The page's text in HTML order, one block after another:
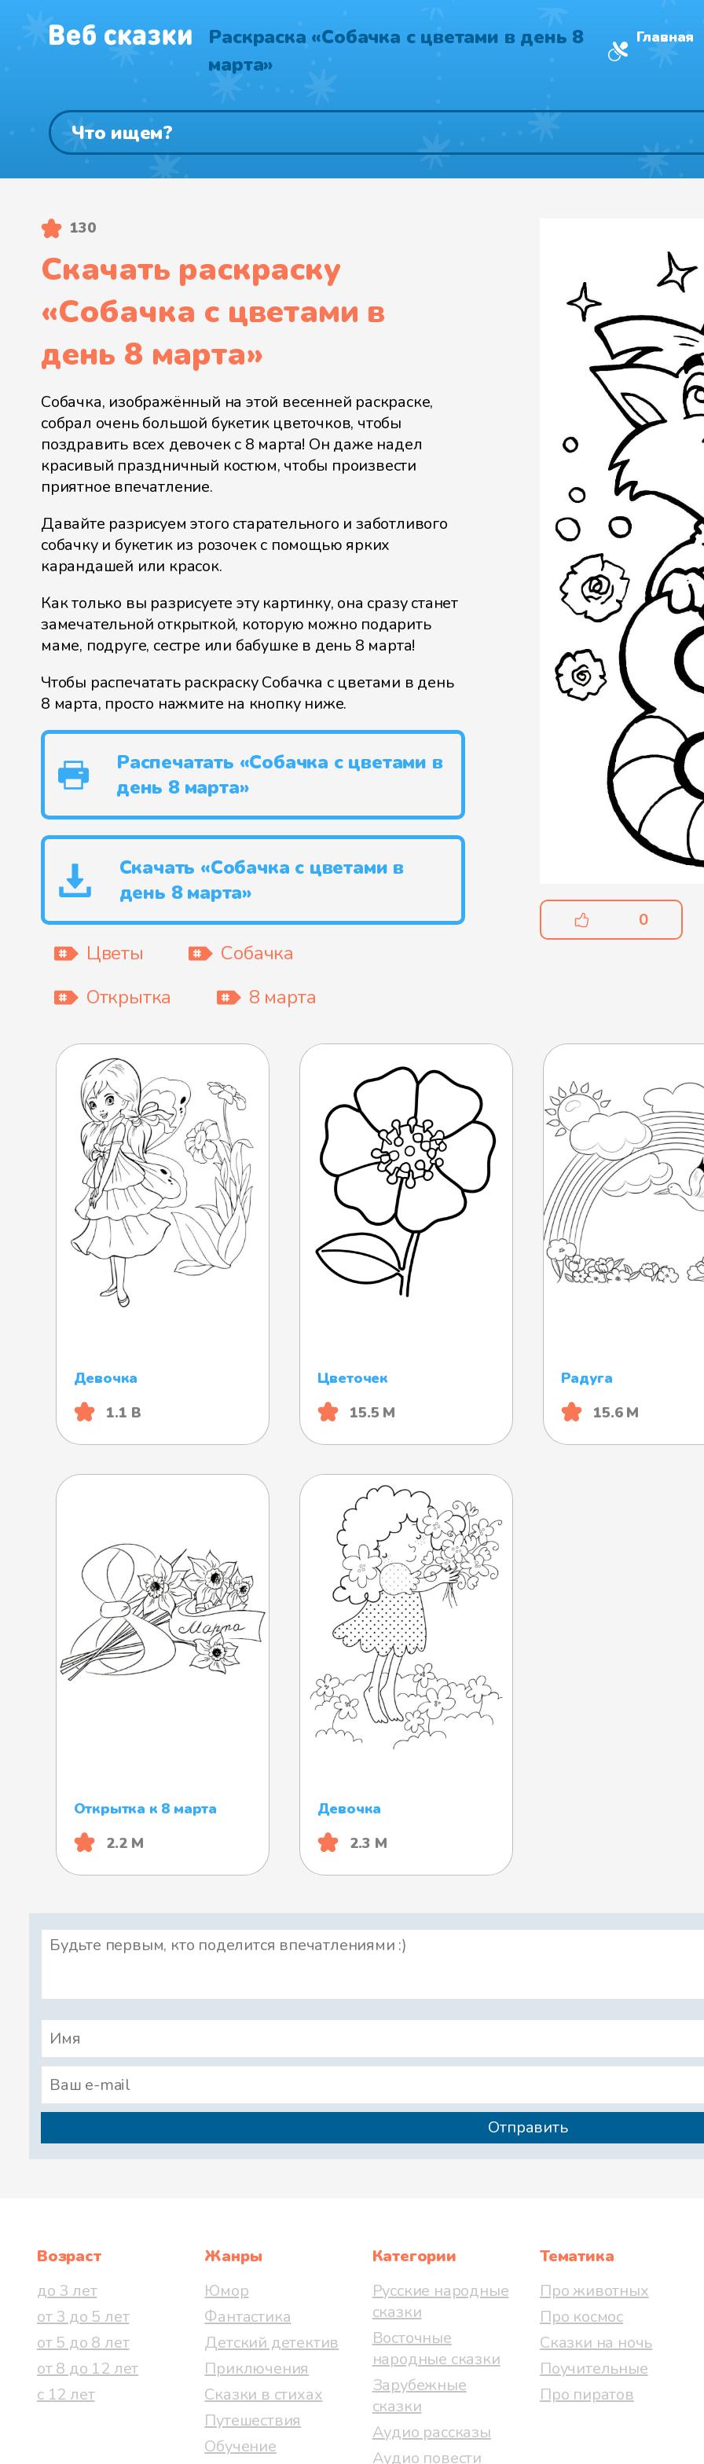
Раскраска «Собачка с цветами в день 8
марта»
Главная
0
130
Скачать раскраску
«Собачка с цветами в
день 8 марта»
Собачка, изображённый на этой весенней раскраске,
собрал очень большой букетик цветочков, чтобы
поздравить всех девочек с 8 марта! Он даже надел
красивый праздничный костюм, чтобы произвести
приятное впечатление.
Давайте разрисуем этого старательного и заботливого
собачку и букетик из розочек с помощью ярких
карандашей или красок.
Как только вы разрисуете эту картинку, она сразу станет
замечательной открыткой, которую можно подарить
маме, подруге, сестре или бабушке в день 8 марта!
Чтобы распечатать раскраску Собачка с цветами в день
8 марта, просто нажмите на кнопку ниже.
Распечатать «Собачка с цветами в
день 8 марта»
Скачать «Собачка с цветами в
день 8 марта»
Цветы
Собачка
Открытка
8 марта
Девочка
1.1 B
Цветочек
15.5 М
Радуга
15.6 М
Открытка к 8 марта
2.2 М
Девочка
2.3 М
Возраст
до 3 лет
от 3 до 5 лет
от 5 до 8 лет
от 8 до 12 лет
с 12 лет
Жанры
Юмор
Фантастика
Детский детектив
Приключения
Сказки в стихах
Путешествия
Обучение
Категории
Русские народные
сказки
Восточные
народные сказки
Зарубежные
сказки
Аудио рассказы
Аудио повести
Тематика
Про животных
Про космос
Сказки на ночь
Поучительные
Про пиратов